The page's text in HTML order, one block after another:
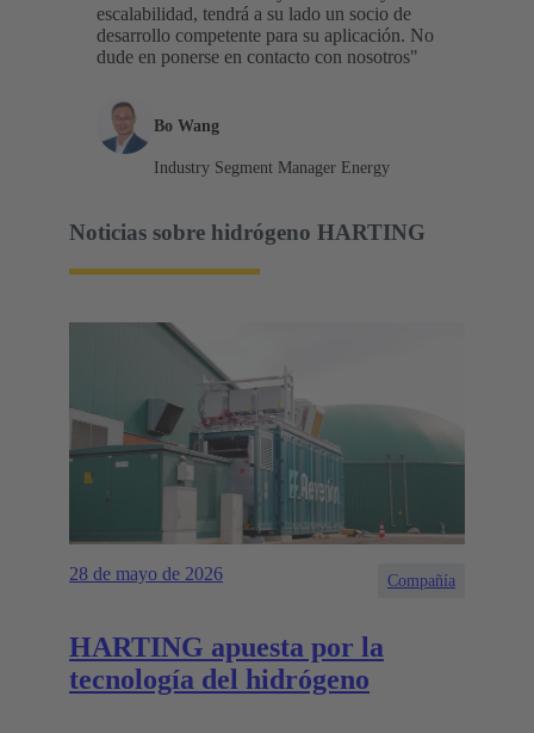
escalabilidad, tendrá a su lado un socio de
desarrollo competente para su aplicación. No
dude en ponerse en contacto con nosotros"
Bo Wang
Industry Segment Manager Energy
Noticias sobre hidrógeno HARTING
28 de mayo de 2026 Compañía
HARTING apuesta por la
tecnología del hidrógeno